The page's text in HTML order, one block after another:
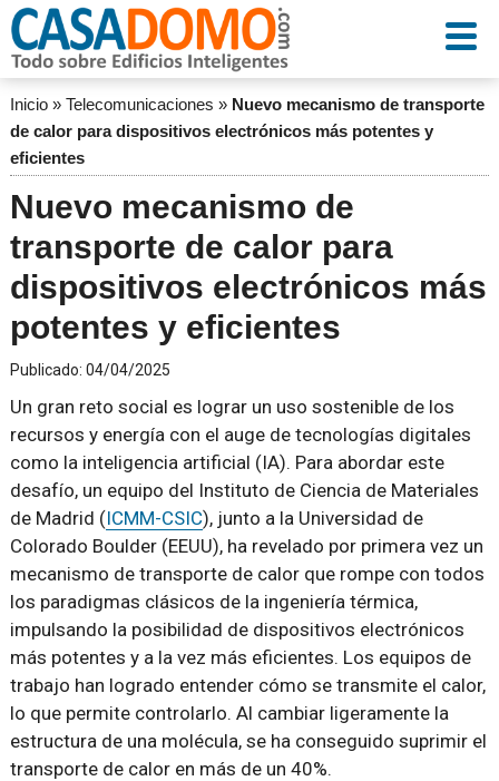
Inicio» Telecomunicaciones » Nuevo mecanismo de transporte
de calor para dispositivos electrónicos más potentes y
eficientes
Nuevo mecanismo de
transporte de calor para
dispositivos electrónicos más
potentes y eficientes
Publicado: 04/04/2025
Un gran reto social es lograr un uso sostenible de los
recursos y energía con el auge de tecnologías digitales
como la inteligencia artificial (IA). Para abordar este
desafío, un equipo del Instituto de Ciencia de Materiales
de Madrid (ICMM-CSIC), junto a la Universidad de
Colorado Boulder (EEUU), ha revelado por primera vez un
mecanismo de transporte de calor que rompe con todos
los paradigmas clásicos de la ingeniería térmica,
impulsando la posibilidad de dispositivos electrónicos
más potentes y a la vez más eficientes. Los equipos de
trabajo han logrado entender cómo se transmite el calor,
lo que permite controlarlo. Al cambiar ligeramente la
estructura de una molécula, se ha conseguido suprimir el
transporte de calor en más de un 40%.